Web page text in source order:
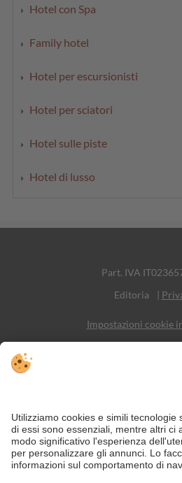
Hotel con Spa
Family hotel
Hotel per escursionisti
Hotel per sciatori
Hotel sulle piste
Hotel di lusso
Part. IVA
Editoria
|
Impostazioni cookie
Social
Nonostante il lavoro accurato e il costante